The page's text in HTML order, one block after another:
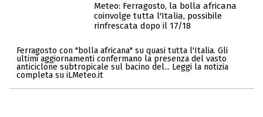
Meteo: Ferragosto, la bolla africana
coinvolge tutta l'Italia, possibile
rinfrescata dopo il 17/18
Ferragosto con "bolla africana" su quasi tutta l'Italia. Gli
ultimi aggiornamenti confermano la presenza del vasto
anticiclone subtropicale sul bacino del... Leggi la notizia
completa su iLMeteo.it